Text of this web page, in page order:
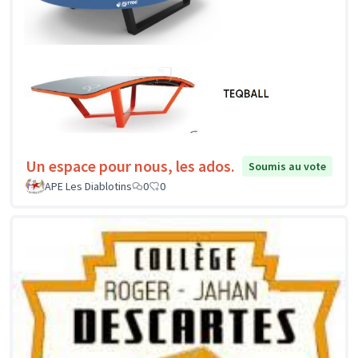
Un espace pour nous, les ados.
Soumis au vote
APE Les Diablotins
0 0